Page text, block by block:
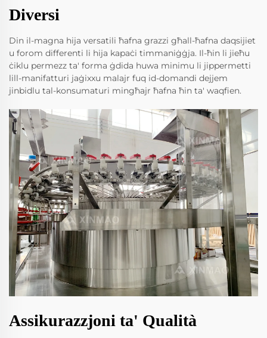
Diversi
Din il-magna hija versatili ħafna grazzi għall-ħafna daqsijiet
u forom differenti li hija kapaċi timmaniġġja. Il-ħin li jieħu
ċiklu permezz ta' forma ġdida huwa minimu li jippermetti
lill-manifatturi jaġixxu malajr fuq id-domandi dejjem
jinbidlu tal-konsumaturi mingħajr ħafna ħin ta' waqfien.
Assikurazzjoni ta' Qualità